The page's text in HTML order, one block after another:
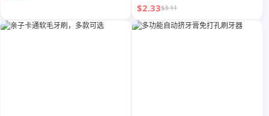
$2.33$3.11